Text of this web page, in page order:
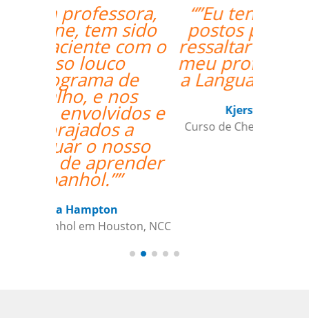
“”Eu tenho somente
postos positivo para
ressaltar a respeito do
meu professor Peter e
a Language Trainers.””
Kjersti Cubberley
Curso de Checo em San Francisco